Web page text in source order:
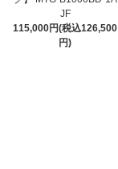
JF
115,000円(税込126,500
円)